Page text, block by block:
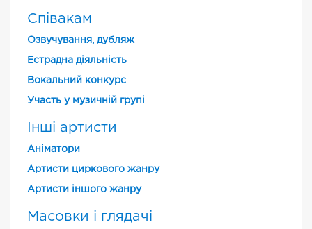
Співакам
Озвучування, дубляж
Естрадна діяльність
Вокальний конкурс
Участь у музичній групі
Інші артисти
Аніматори
Артисти циркового жанру
Артисти іншого жанру
Масовки і глядачі